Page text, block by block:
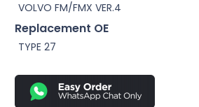
VOLVO FM/FMX VER.4
Replacement OE
TYPE 27